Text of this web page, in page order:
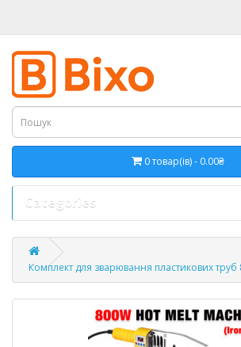
0 товар(ів) - 0.00₴
Categories
Комплект для зварювання пластикових